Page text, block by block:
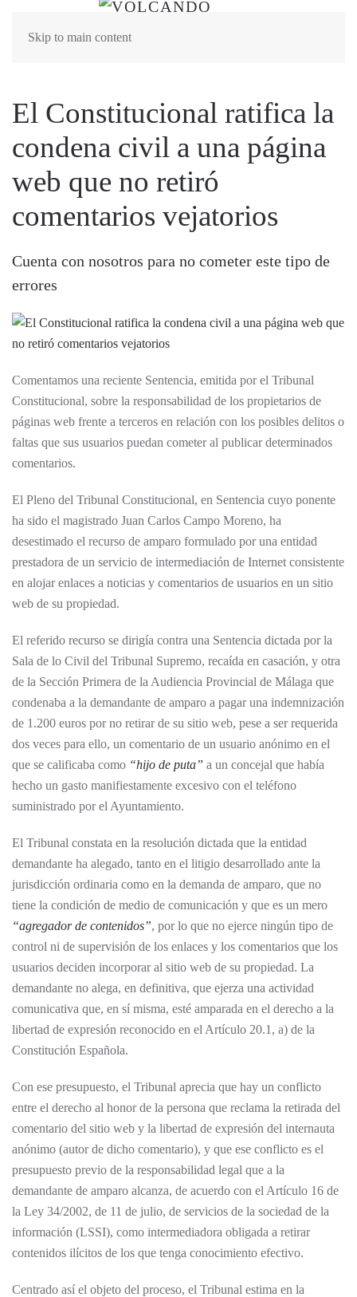
Skip to main content
El Constitucional ratifica la
condena civil a una página
web que no retiró
comentarios vejatorios
Cuenta con nosotros para no cometer este tipo de
errores
Comentamos una reciente Sentencia, emitida por el Tribunal
Constitucional, sobre la responsabilidad de los propietarios de
páginas web frente a terceros en relación con los posibles delitos o
faltas que sus usuarios puedan cometer al publicar determinados
comentarios.
El Pleno del Tribunal Constitucional, en Sentencia cuyo ponente
ha sido el magistrado Juan Carlos Campo Moreno, ha
desestimado el recurso de amparo formulado por una entidad
prestadora de un servicio de intermediación de Internet consistente
en alojar enlaces a noticias y comentarios de usuarios en un sitio
web de su propiedad.
El referido recurso se dirigía contra una Sentencia dictada por la
Sala de lo Civil del Tribunal Supremo, recaída en casación, y otra
de la Sección Primera de la Audiencia Provincial de Málaga que
condenaba a la demandante de amparo a pagar una indemnización
de 1.200 euros por no retirar de su sitio web, pese a ser requerida
dos veces para ello, un comentario de un usuario anónimo en el
que se calificaba como “hijo de puta” a un concejal que había
hecho un gasto manifiestamente excesivo con el teléfono
suministrado por el Ayuntamiento.
El Tribunal constata en la resolución dictada que la entidad
demandante ha alegado, tanto en el litigio desarrollado ante la
jurisdicción ordinaria como en la demanda de amparo, que no
tiene la condición de medio de comunicación y que es un mero
“agregador de contenidos”, por lo que no ejerce ningún tipo de
control ni de supervisión de los enlaces y los comentarios que los
usuarios deciden incorporar al sitio web de su propiedad. La
demandante no alega, en definitiva, que ejerza una actividad
comunicativa que, en sí misma, esté amparada en el derecho a la
libertad de expresión reconocido en el Artículo 20.1, a) de la
Constitución Española.
Con ese presupuesto, el Tribunal aprecia que hay un conflicto
entre el derecho al honor de la persona que reclama la retirada del
comentario del sitio web y la libertad de expresión del internauta
anónimo (autor de dicho comentario), y que ese conflicto es el
presupuesto previo de la responsabilidad legal que a la
demandante de amparo alcanza, de acuerdo con el Artículo 16 de
la Ley 34/2002, de 11 de julio, de servicios de la sociedad de la
información (LSSI), como intermediadora obligada a retirar
contenidos ilícitos de los que tenga conocimiento efectivo.
Centrado así el objeto del proceso, el Tribunal estima en la